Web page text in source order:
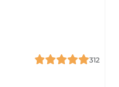
312